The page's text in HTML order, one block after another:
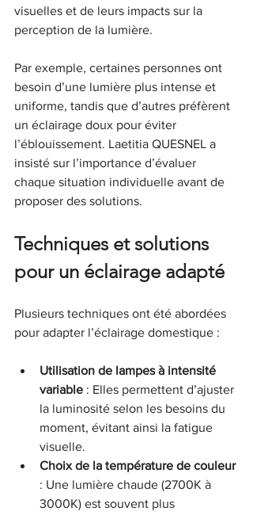
visuelles et de leurs impacts sur la
perception de la lumière.
Par exemple, certaines personnes ont
besoin d’une lumière plus intense et
uniforme, tandis que d’autres préfèrent
un éclairage doux pour éviter
l’éblouissement. Laetitia QUESNEL a
insisté sur l’importance d’évaluer
chaque situation individuelle avant de
proposer des solutions.
Techniques et solutions
pour un éclairage adapté
Plusieurs techniques ont été abordées
pour adapter l’éclairage domestique :
Utilisation de lampes à intensité
variable : Elles permettent d’ajuster
la luminosité selon les besoins du
moment, évitant ainsi la fatigue
visuelle.
Choix de la température de couleur
: Une lumière chaude (2700K à
3000K) est souvent plus